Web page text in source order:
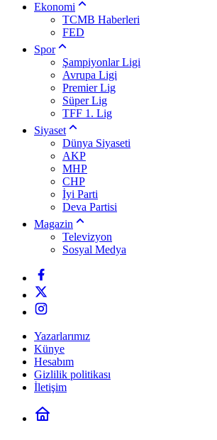
Ekonomi
TCMB Haberleri
FED
Spor
Şampiyonlar Ligi
Avrupa Ligi
Premier Lig
Süper Lig
TFF 1. Lig
Siyaset
Dünya Siyaseti
AKP
MHP
CHP
İyi Parti
Deva Partisi
Magazin
Televizyon
Sosyal Medya
Yazarlarımız
Künye
Hesabım
Gizlilik politikası
İletişim